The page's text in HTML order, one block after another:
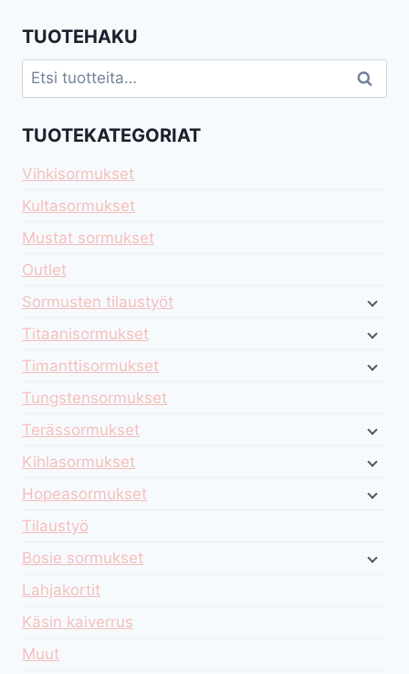
TUOTEHAKU
Etsi: Haku
TUOTEKATEGORIAT
Vihkisormukset
Kultasormukset
Mustat sormukset
Outlet
Sormusten tilaustyöt
Titaanisormukset
Timanttisormukset
Tungstensormukset
Terässormukset
Kihlasormukset
Hopeasormukset
Tilaustyö
Bosie sormukset
Lahjakortit
Käsin kaiverrus
Muut